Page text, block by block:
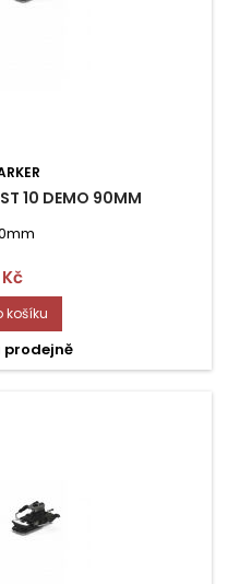
10 DEMO 90MM
košíku
prodejně